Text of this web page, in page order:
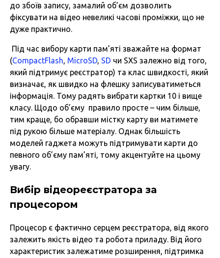
до збоїв запису, замалий об’єм дозволить
фіксувати на відео невеликі часові проміжки, що не
дуже практично.
Під час вибору карти пам’яті зважайте на формат
(CompactFlash, MicroSD, SD чи SXS залежно від того,
який підтримує реєстратор) та клас швидкості, який
визначає, як швидко на флешку записуватиметься
інформація. Тому радять вибрати картки 10 і вище
класу. Щодо об’єму правило просте – чим більше,
тим краще, бо обравши містку карту ви матимете
під рукою більше матеріалу. Однак більшість
моделей гаджета можуть підтримувати карти до
певного об’єму пам’яті, тому акцентуйте на цьому
увагу.
Вибір відеореєстратора за
процесором
Процесор є фактично серцем реєстратора, від якого
залежить якість відео та робота приладу. Від його
характеристик залежатиме розширення, підтримка